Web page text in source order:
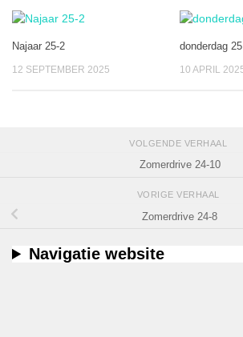
Najaar 25-2
12 SEPTEMBER 2025
donderdag
10 APRIL
VOLGENDE VERHAAL
Zomerdrive 24-10
VORIGE VERHAAL
Zomerdrive 24-8
Navigatie website